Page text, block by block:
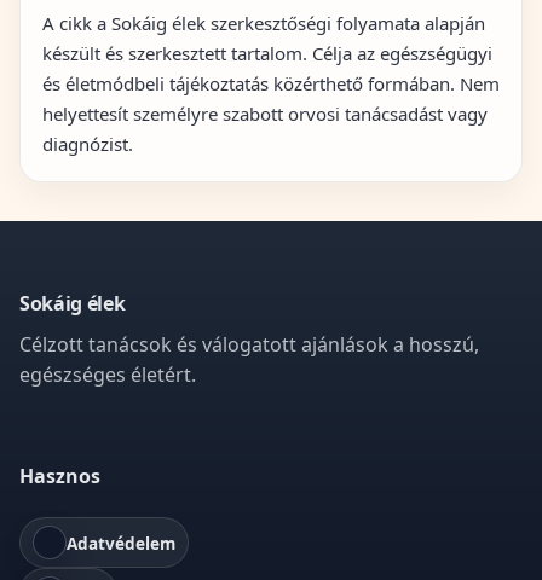
A cikk a Sokáig élek szerkesztőségi folyamata alapján
készült és szerkesztett tartalom. Célja az egészségügyi
és életmódbeli tájékoztatás közérthető formában. Nem
helyettesít személyre szabott orvosi tanácsadást vagy
diagnózist.
Sokáig élek
Célzott tanácsok és válogatott ajánlások a hosszú,
egészséges életért.
Hasznos
Adatvédelem